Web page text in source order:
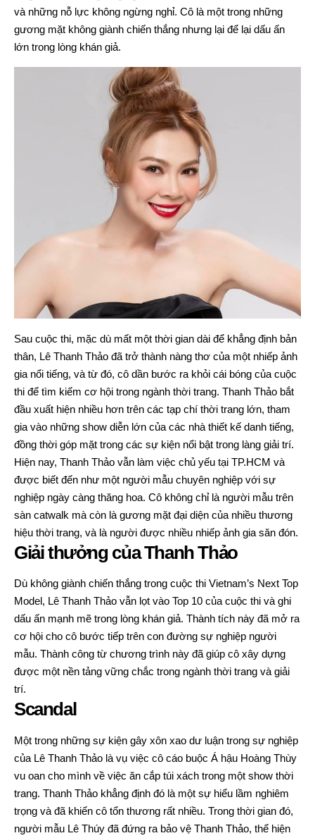
và những nỗ lực không ngừng nghỉ. Cô là một trong những
gương mặt không giành chiến thắng nhưng lại để lại dấu ấn
lớn trong lòng khán giả.
Sau cuộc thi, mặc dù mất một thời gian dài để khẳng định bản
thân, Lê Thanh Thảo đã trở thành nàng thơ của một nhiếp ảnh
gia nổi tiếng, và từ đó, cô dần bước ra khỏi cái bóng của cuộc
thi để tìm kiếm cơ hội trong ngành thời trang. Thanh Thảo bắt
đầu xuất hiện nhiều hơn trên các tạp chí thời trang lớn, tham
gia vào những show diễn lớn của các nhà thiết kế danh tiếng,
đồng thời góp mặt trong các sự kiện nổi bật trong làng giải trí.
Hiện nay, Thanh Thảo vẫn làm việc chủ yếu tại TP.HCM và
được biết đến như một người mẫu chuyên nghiệp với sự
nghiệp ngày càng thăng hoa. Cô không chỉ là người mẫu trên
sàn catwalk mà còn là gương mặt đại diện của nhiều thương
hiệu thời trang, và là người được nhiều nhiếp ảnh gia săn đón.
Giải thưởng của Thanh Thảo
Dù không giành chiến thắng trong cuộc thi Vietnam’s Next Top
Model, Lê Thanh Thảo vẫn lọt vào Top 10 của cuộc thi và ghi
dấu ấn mạnh mẽ trong lòng khán giả. Thành tích này đã mở ra
cơ hội cho cô bước tiếp trên con đường sự nghiệp người
mẫu. Thành công từ chương trình này đã giúp cô xây dựng
được một nền tảng vững chắc trong ngành thời trang và giải
trí.
Scandal
Một trong những sự kiện gây xôn xao dư luận trong sự nghiệp
của Lê Thanh Thảo là vụ việc cô cáo buộc Á hậu Hoàng Thùy
vu oan cho mình về việc ăn cắp túi xách trong một show thời
trang. Thanh Thảo khẳng định đó là một sự hiểu lầm nghiêm
trọng và đã khiến cô tổn thương rất nhiều. Trong thời gian đó,
người mẫu Lê Thúy đã đứng ra bảo vệ Thanh Thảo, thể hiện